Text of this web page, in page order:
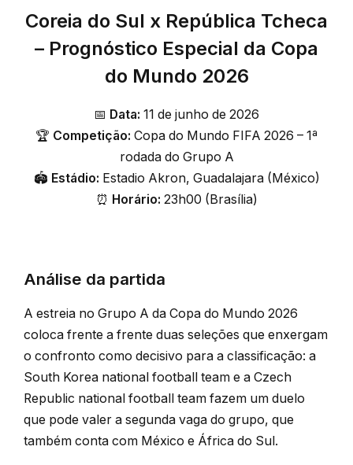
Coreia do Sul x República Tcheca
– Prognóstico Especial da Copa
do Mundo 2026
📅 Data: 11 de junho de 2026
🏆 Competição: Copa do Mundo FIFA 2026 – 1ª
rodada do Grupo A
🏟️ Estádio: Estadio Akron, Guadalajara (México)
⏰ Horário: 23h00 (Brasília)
Análise da partida
A estreia no Grupo A da Copa do Mundo 2026
coloca frente a frente duas seleções que enxergam
o confronto como decisivo para a classificação: a
South Korea national football team e a Czech
Republic national football team fazem um duelo
que pode valer a segunda vaga do grupo, que
também conta com México e África do Sul.